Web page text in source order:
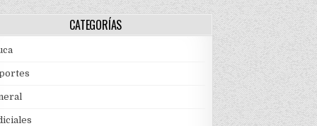
CATEGORÍAS